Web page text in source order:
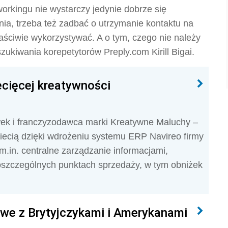
nie wystarczy jedynie dobrze się
trzeba też zadbać o utrzymanie kontaktu na
wykorzystywać. A o tym, czego nie należy
korepetytorów Preply.com Kirill Bigai.
kreatywności
i franczyzodawca marki Kreatywne Maluchy –
dzięki wdrożeniu systemu ERP Navireo firmy
centralne zarządzanie informacjami,
punktach sprzedaży, w tym obniżek
z Brytyjczykami i Amerykanami